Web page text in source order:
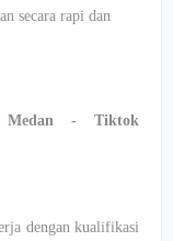
secara rapi dan
Medan - Tiktok
dengan kualifikasi